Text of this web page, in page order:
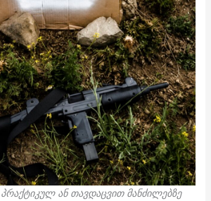
ან თავდაცვით მანძილებზე